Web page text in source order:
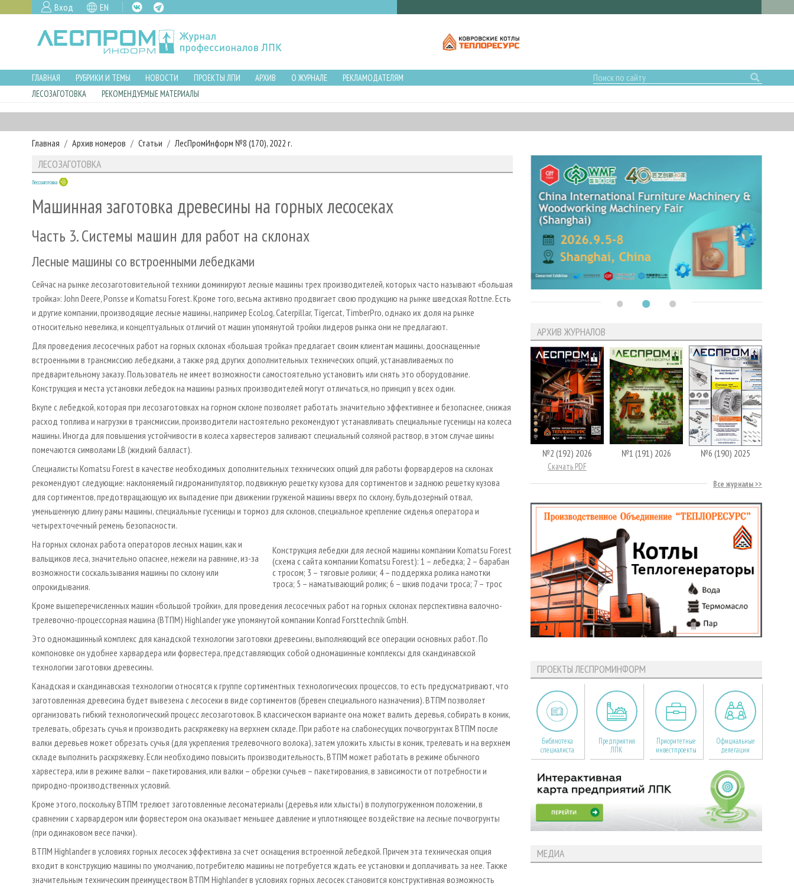
Вход EN
ГЛАВНАЯ РУБРИКИ И ТЕМЫ НОВОСТИ ПРОЕКТЫ ЛПИ АРХИВ О ЖУРНАЛЕ
РЕКЛАМОДАТЕЛЯМ
ЛЕСОЗАГОТОВКА
РЕКОМЕНДУЕМЫЕ МАТЕРИАЛЫ
Главная Архив номеров Статьи ЛесПромИнформ №8 (170), 2022 г.
ЛЕСОЗАГОТОВКА
Лесозаготовка
Машинная заготовка древесины на горных лесосеках
Часть 3. Системы машин для работ на склонах
Лесные машины со встроенными лебедками
Сейчас на рынке лесозаготовительной техники доминируют лесные машины трех производителей, которых часто называют «большая
тройка»: John Deere, Ponsse и Komatsu Forest. Кроме того, весьма активно продвигает свою продукцию на рынке шведская Rottne. Есть
и другие компании, производящие лесные машины, например EcoLog, Caterpillar, Tigercat, TimberPro, однако их доля на рынке
относительно невелика, и концептуальных отличий от машин упомянутой тройки лидеров рынка они не предлагают.
Для проведения лесосечных работ на горных склонах «большая тройка» предлагает своим клиентам машины, дооснащенные
встроенными в трансмиссию лебедками, а также ряд других дополнительных технических опций, устанавливаемых по
предварительному заказу. Пользователь не имеет возможности самостоятельно установить или снять это оборудование.
Конструкция и места установки лебедок на машины разных производителей могут отличаться, но принцип у всех один.
Вкупе с лебедкой, которая при лесозаготовках на горном склоне позволяет работать значительно эффективнее и безопаснее, снижая
расход топлива и нагрузки в трансмиссии, производители настоятельно рекомендуют устанавливать специальные гусеницы на колеса
машины. Иногда для повышения устойчивости в колеса харвестеров заливают специальный соляной раствор, в этом случае шины
помечаются символами LB (жидкий балласт).
Специалисты Komatsu Forest в качестве необходимых дополнительных технических опций для работы форвардеров на склонах
рекомендуют следующие: наклоняемый гидроманипулятор, подвижную решетку кузова для сортиментов и заднюю решетку кузова
для сортиментов, предотвращающую их выпадение при движении груженой машины вверх по склону, бульдозерный отвал,
уменьшенную длину рамы машины, специальные гусеницы и тормоз для склонов, специальное крепление сиденья оператора и
четырехточечный ремень безопасности.
Конструкция лебедки для лесной машины компании Komatsu Forest
(схема с сайта компании Komatsu Forest): 1 – лебедка; 2 – барабан
с тросом; 3 – тяговые ролики; 4 – поддержка ролика намотки
троса; 5 – наматывающий ролик; 6 – шкив подачи троса; 7 – трос
На горных склонах работа операторов лесных машин, как и
вальщиков леса, значительно опаснее, нежели на равнине, из-за
возможности соскальзывания машины по склону или
опрокидывания.
Кроме вышеперечисленных машин «большой тройки», для проведения лесосечных работ на горных склонах перспективна валочно-
трелевочно-процессорная машина (ВТПМ) Highlander уже упомянутой компании Konrad Forsttechnik GmbH.
Это одномашинный комплекс для канадской технологии заготовки древесины, выполняющий все операции основных работ. По
компоновке он удобнее харвардера или форвестера, представляющих собой одномашинные комплексы для скандинавской
технологии заготовки древесины.
Канадская и скандинавская технологии относятся к группе сортиментных технологических процессов, то есть предусматривают, что
заготовленная древесина будет вывезена с лесосеки в виде сортиментов (бревен специального назначения). ВТПМ позволяет
организовать гибкий технологический процесс лесозаготовок. В классическом варианте она может валить деревья, собирать в коник,
трелевать, обрезать сучья и производить раскряжевку на верхнем складе. При работе на слабонесущих почвогрунтах ВТПМ после
валки деревьев может обрезать сучья (для укрепления трелевочного волока), затем уложить хлысты в коник, трелевать и на верхнем
складе выполнить раскряжевку. Если необходимо повысить производительность, ВТПМ может работать в режиме обычного
харвестера, или в режиме валки – пакетирования, или валки – обрезки сучьев – пакетирования, в зависимости от потребности и
природно-производственных условий.
Кроме этого, поскольку ВТПМ трелюет заготовленные лесоматериалы (деревья или хлысты) в полупогруженном положении, в
сравнении с харвардером или форвестером она оказывает меньшее давление и уплотняющее воздействие на лесные почвогрунты
(при одинаковом весе пачки).
ВТПМ Highlander в условиях горных лесосек эффективна за счет оснащения встроенной лебедкой. Причем эта техническая опция
входит в конструкцию машины по умолчанию, потребителю машины не потребуется ждать ее установки и доплачивать за нее. Также
значительным техническим преимуществом ВТПМ Highlander в условиях горных лесосек становится конструктивная возможность
АРХИВ ЖУРНАЛОВ
№2 (192) 2026
Скачать PDF
№1 (191) 2026 №6 (190) 2025
Все журналы
ПРОЕКТЫ ЛЕСПРОМИНФОРМ
Библиотека
специалиста
Предприятия
ЛПК
Приоритетные
инвестпроекты
Официальные
делегации
МЕДИА